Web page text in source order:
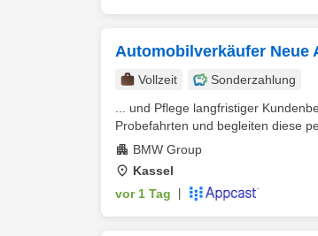
Automobilverkäufer Neue
Vollzeit
Sonderzahlung
... und Pflege langfristiger
Probefahrten und begleiten diese
BMW Group
Kassel
vor 1 Tag